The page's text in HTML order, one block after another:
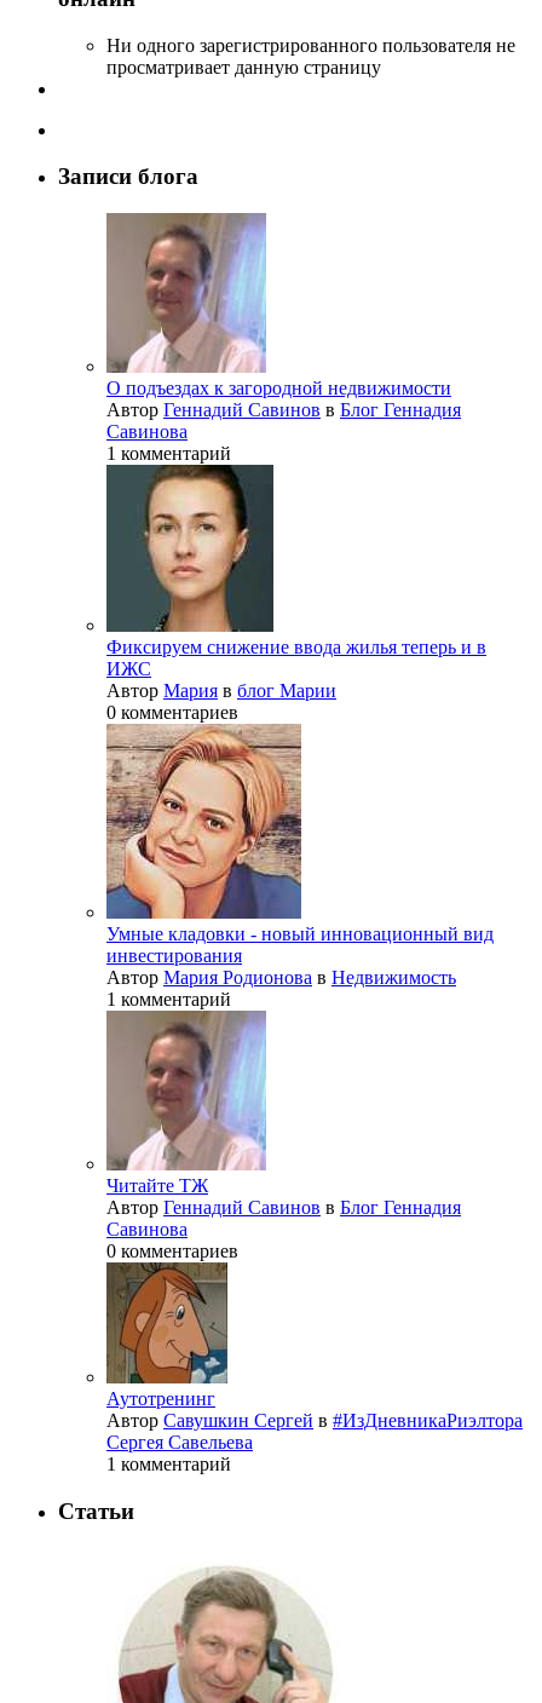
Ни одного зарегистрированного пользователя не
просматривает данную страницу
Записи блога
О подъездах к загородной недвижимости
Автор Геннадий Савинов в Блог Геннадия
Савинова
1 комментарий
Фиксируем снижение ввода жилья теперь и в
ИЖС
Автор Мария в блог Марии
0 комментариев
Умные кладовки - новый инновационный вид
инвестирования
Автор Мария Родионова в Недвижимость
1 комментарий
Читайте ТЖ
Автор Геннадий Савинов в Блог Геннадия
Савинова
0 комментариев
Аутотренинг
Автор Савушкин Сергей в #ИзДневникаРиэлтора
Сергея Савельева
1 комментарий
Статьи